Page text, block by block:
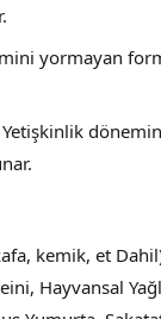
yormayan
Yetişkinlik
kemik, et
Hayvansal